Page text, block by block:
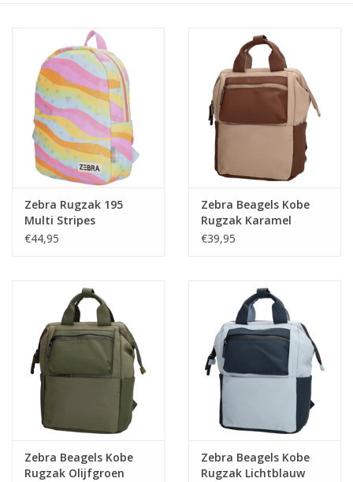
Cadeaubonnen
Merken
Cadeaubon
Zebra Rugzak 195
Multi Stripes
€44,95
Zebra Beagels Kobe
Rugzak Karamel
€39,95
Zebra Beagels Kobe
Rugzak Olijfgroen
Zebra Beagels Kobe
Rugzak Lichtblauw